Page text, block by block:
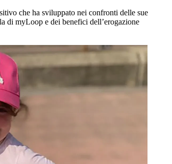
che ha sviluppato nei confronti delle sue
di myLoop e dei benefici dell’erogazione